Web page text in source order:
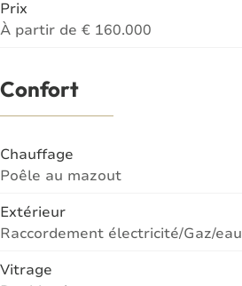
Prix
À partir de € 160.000
Confort
Chauffage
Poêle au mazout
Extérieur
Raccordement électricité/Gaz/eau
Vitrage